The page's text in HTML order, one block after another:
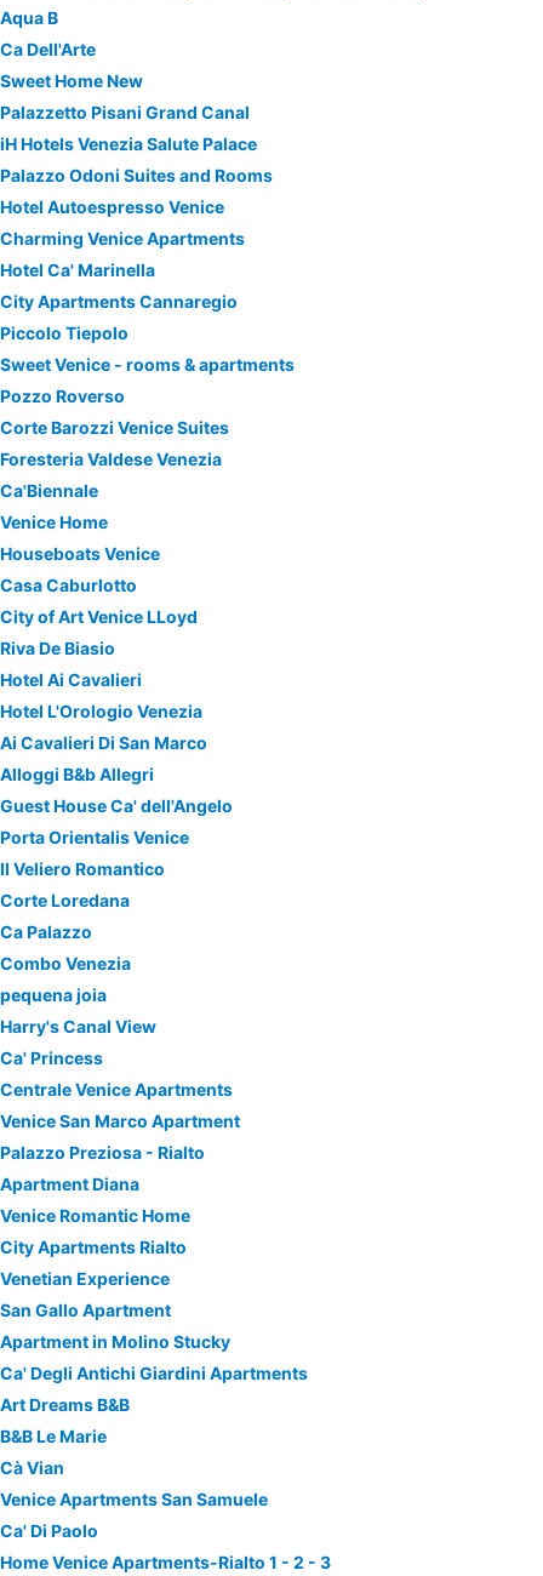
Aqua B
Ca Dell'Arte
Sweet Home New
Palazzetto Pisani Grand Canal
iH Hotels Venezia Salute Palace
Palazzo Odoni Suites and Rooms
Hotel Autoespresso Venice
Charming Venice Apartments
Hotel Ca' Marinella
City Apartments Cannaregio
Piccolo Tiepolo
Sweet Venice - rooms & apartments
Pozzo Roverso
Corte Barozzi Venice Suites
Foresteria Valdese Venezia
Ca'Biennale
Venice Home
Houseboats Venice
Casa Caburlotto
City of Art Venice LLoyd
Riva De Biasio
Hotel Ai Cavalieri
Hotel L'Orologio Venezia
Ai Cavalieri Di San Marco
Alloggi B&b Allegri
Guest House Ca' dell'Angelo
Porta Orientalis Venice
Il Veliero Romantico
Corte Loredana
Ca Palazzo
Combo Venezia
pequena joia
Harry's Canal View
Ca' Princess
Centrale Venice Apartments
Venice San Marco Apartment
Palazzo Preziosa - Rialto
Apartment Diana
Venice Romantic Home
City Apartments Rialto
Venetian Experience
San Gallo Apartment
Apartment in Molino Stucky
Ca' Degli Antichi Giardini Apartments
Art Dreams B&B
B&B Le Marie
Cà Vian
Venice Apartments San Samuele
Ca' Di Paolo
Home Venice Apartments-Rialto 1 - 2 - 3